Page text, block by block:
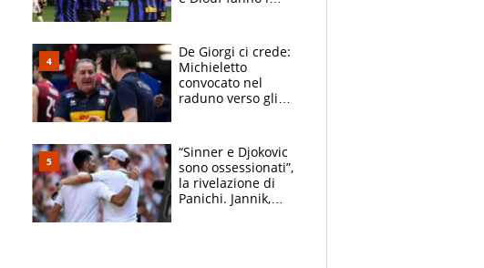
scompare, Kolo fa
sperare
De Giorgi ci crede:
Michieletto
convocato nel
raduno verso gli
“Sinner e Djokovic
sono ossessionati”,
la rivelazione di
Panichi. Jannik,